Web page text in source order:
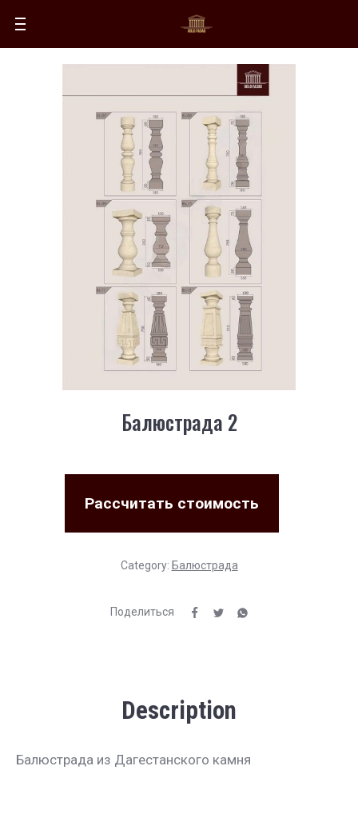
Балюстрада 2
Рассчитать стоимость
Category: Балюстрада
Поделиться
Description
Балюстрада из Дагестанского камня